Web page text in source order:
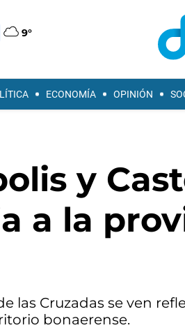
9°
ECONOMÍA OPINIÓN
y
a la
las Cruzadas se ven
bonaerense.